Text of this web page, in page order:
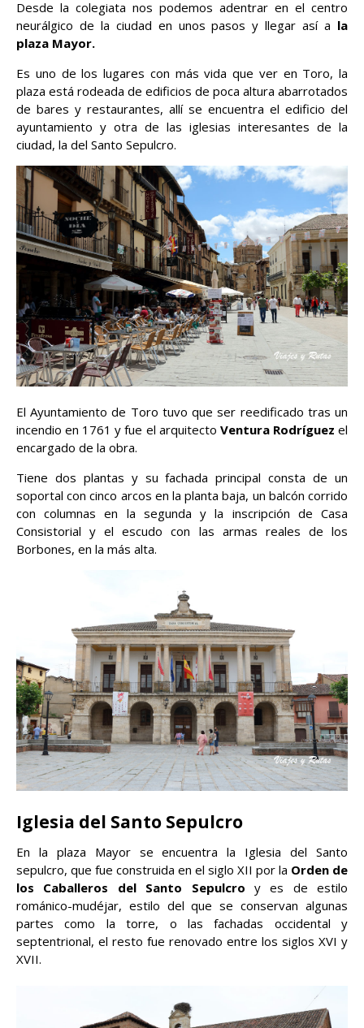
Desde la colegiata nos podemos adentrar en el centro
neurálgico de la ciudad en unos pasos y llegar así a la
plaza Mayor.
Es uno de los lugares con más vida que ver en Toro, la
plaza está rodeada de edificios de poca altura abarrotados
de bares y restaurantes, allí se encuentra el edificio del
ayuntamiento y otra de las iglesias interesantes de la
ciudad, la del Santo Sepulcro.
El Ayuntamiento de Toro tuvo que ser reedificado tras un
incendio en 1761 y fue el arquitecto Ventura Rodríguezel
encargado de la obra.
Tiene dos plantas y su fachada principal consta de un
soportal con cinco arcos en la planta baja, un balcón corrido
con columnas en la segunda y la inscripción de Casa
Consistorial y el escudo con las armas reales de los
Borbones, en la más alta.
Iglesia del Santo Sepulcro
En la plaza Mayor se encuentra la Iglesia del Santo
sepulcro, que fue construida en el siglo XII por la Orden de
los Caballeros del Santo Sepulcro y es de estilo
románico-mudéjar, estilo del que se conservan algunas
partes como la torre, o las fachadas occidental y
septentrional, el resto fue renovado entre los siglos XVI y
XVII.